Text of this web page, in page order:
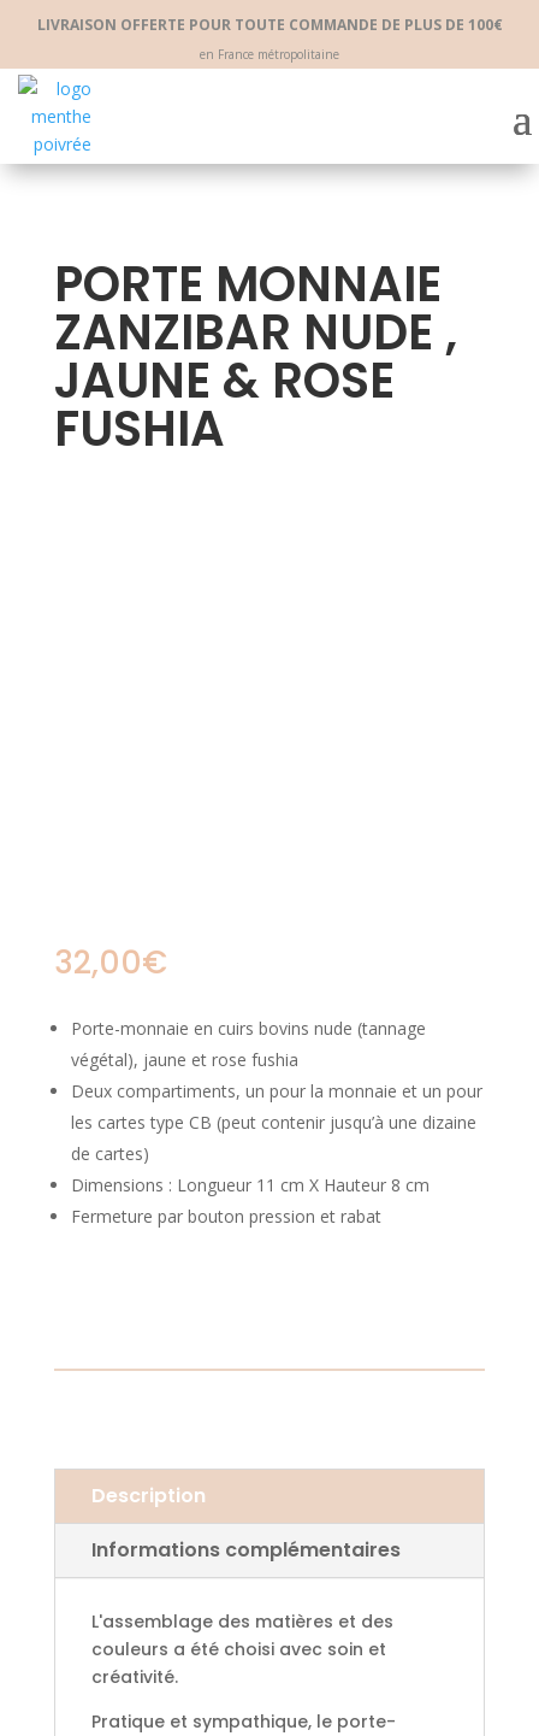
LIVRAISON OFFERTE POUR TOUTE COMMANDE DE PLUS DE 100€
en France métropolitaine
PORTE MONNAIE
ZANZIBAR NUDE ,
JAUNE & ROSE
FUSHIA
32,00€
Porte-monnaie en cuirs bovins nude (tannage
végétal), jaune et rose fushia
Deux compartiments, un pour la monnaie et un pour
les cartes type CB (peut contenir jusqu’à une dizaine
de cartes)
Dimensions : Longueur 11 cm X Hauteur 8 cm
Fermeture par bouton pression et rabat
Description
Informations complémentaires
L'assemblage des matières et des
couleurs a été choisi avec soin et
créativité.
Pratique et sympathique, le porte-